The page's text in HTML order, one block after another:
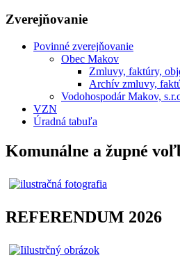
Zverejňovanie
Povinné zverejňovanie
Obec Makov
Zmluvy, faktúry,
Archív zmluvy,
Vodohospodár Makov,
VZN
Úradná tabuľa
Komunálne a župné
REFERENDUM 2026